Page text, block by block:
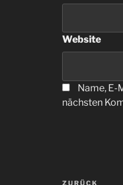
Website
Name, E-
nächsten
ZURÜCK